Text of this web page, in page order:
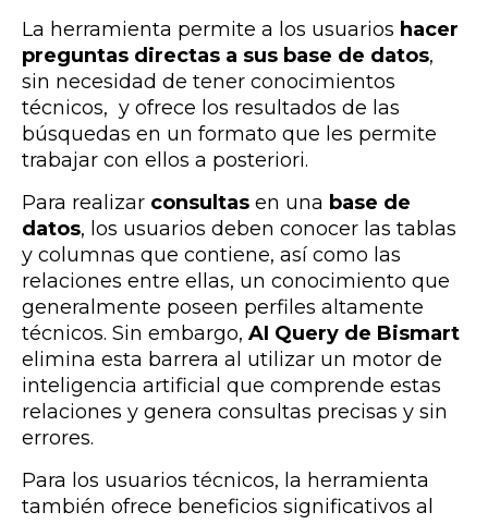
La herramienta permite a los usuarios hacer
preguntas directas a sus base de datos,
sin necesidad de tener conocimientos
técnicos, y ofrece los resultados de las
búsquedas en un formato que les permite
trabajar con ellos a posteriori.
Para realizar consultas en una base de
datos, los usuarios deben conocer las tablas
y columnas que contiene, así como las
relaciones entre ellas, un conocimiento que
generalmente poseen perfiles altamente
técnicos. Sin embargo, AI Query de Bismart
elimina esta barrera al utilizar un motor de
inteligencia artificial que comprende estas
relaciones y genera consultas precisas y sin
errores.
Para los usuarios técnicos, la herramienta
también ofrece beneficios significativos al